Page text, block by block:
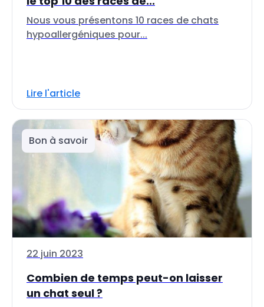
Nous vous présentons 10 races de chats
hypoallergéniques pour...
Lire l'article
Bon à savoir
22 juin 2023
Combien de temps peut-on laisser
un chat seul ?